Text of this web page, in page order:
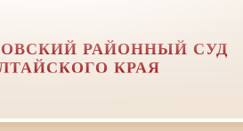
РАЙОННЫЙ СУД
КРАЯ